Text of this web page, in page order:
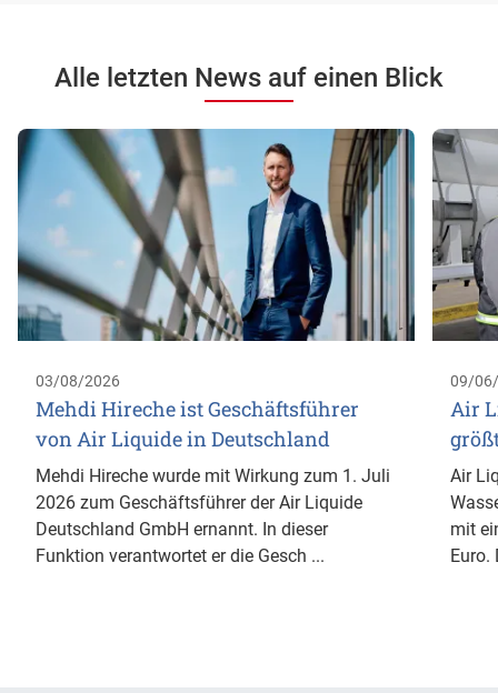
Alle letzten News auf einen Blick
03/08/2026
Mehdi Hireche ist Geschäftsführer
von Air Liquide in Deutschland
Mehdi Hireche wurde mit Wirkung zum 1. Juli
2026 zum Geschäftsführer der Air Liquide
Deutschland GmbH ernannt. In dieser
Funktion verantwortet er die Gesch ...
09/
Air
Air
mit
Euro.